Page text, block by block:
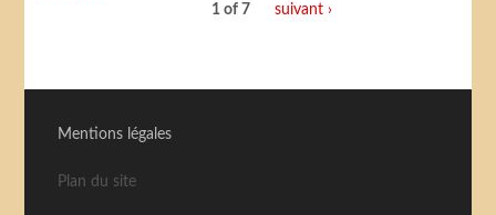
1 of 7
suivant ›
Mentions légales
Plan du site